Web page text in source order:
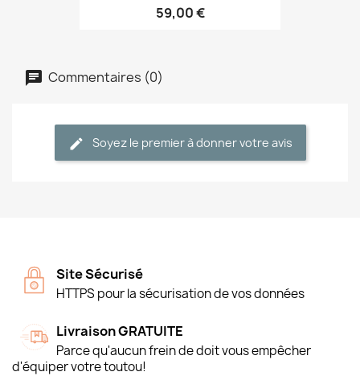
59,00 €
Commentaires (0)
Soyez le premier à donner votre avis
Site Sécurisé
HTTPS pour la sécurisation de vos données
Livraison GRATUITE
Parce qu'aucun frein de doit vous empêcher
d'équiper votre toutou!